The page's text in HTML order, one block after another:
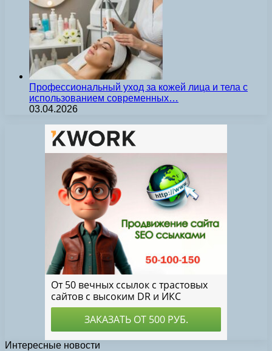
Профессиональный уход за кожей лица и тела с
использованием современных…
03.04.2026
Интересные новости